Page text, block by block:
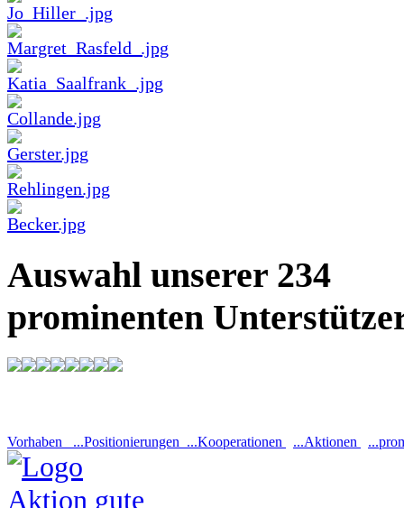
Auswahl unserer 234
prominenten
Vorhaben ...Positionierungen ...Kooperationen ...Aktionen